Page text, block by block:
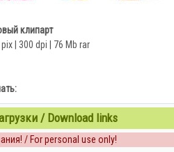
клипарт
| 300 dpi | 76 Mb rar
/ Download links
/ For personal use only!